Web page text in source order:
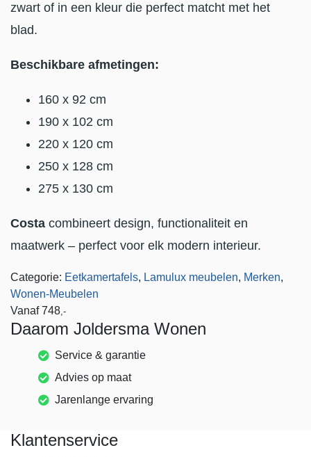
zwart of in een kleur die perfect matcht met het
blad.
Beschikbare afmetingen:
160 x 92 cm
190 x 102 cm
220 x 120 cm
250 x 128 cm
275 x 130 cm
Costa combineert design, functionaliteit en
maatwerk – perfect voor elk modern interieur.
Categorie: Eetkamertafels, Lamulux meubelen, Merken,
Wonen-Meubelen
Vanaf 748,-
Daarom Joldersma Wonen
Service & garantie
Advies op maat
Jarenlange ervaring
Klantenservice